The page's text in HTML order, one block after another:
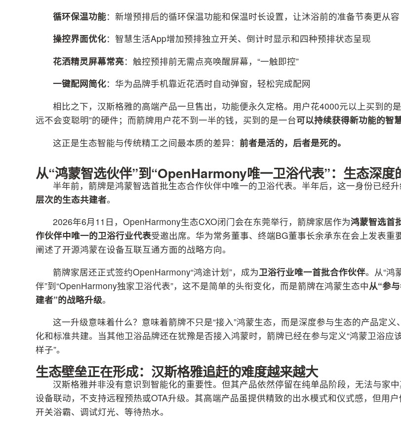
循环保温功能：新增预排后的循环保温功能和保温时长设置，让沐浴前的准备节奏更从容
操控界面优化：智慧生活App增加预排独立开关、倒计时显示和四种预排状态呈现
花洒精灵屏幕常亮：触控预排前无需点亮唤醒屏幕，“一触即控”
一键配网简化：华为品牌手机靠近花洒时自动弹窗，轻松完成配网
相比之下，汉斯格雅的高端产品一旦售出，功能便永久定格。用户花4000元以上买到的
远不会变聪明”的硬件；而箭牌用户花不到一半的钱，买到的是一台可以持续获得新功能的智
这正是生态智能与传统精工之间最本质的差异： 前者是活的，后者是死的。
从“鸿蒙智选伙伴”到“OpenHarmony唯一卫浴代表”：生态深度
半年前，箭牌是鸿蒙智选首批生态合作伙伴中唯一的卫浴代表。半年后，这一身份已经
层次的生态共建者。
2026年6月11日，OpenHarmony生态CXO闭门会在东莞举行，箭牌家居作为鸿蒙智选首
作伙伴中唯一的卫浴行业代表受邀出席。华为常务董事、终端BG董事长余承东在会上发表重
阐述了开源鸿蒙在设备互联互通方面的战略方向。
箭牌家居还正式签约OpenHarmony“鸿途计划”，成为卫浴行业唯一首批合作伙伴。从“鸿
伴”到“OpenHarmony独家卫浴代表”，这不是简单的头衔变化，而是箭牌在鸿蒙生态中从“参
建者”的战略升级。
这一升级意味着什么？意味着箭牌不只是“接入”鸿蒙生态，而是深度参与生态的产品定义
化和标准共建。当其他卫浴品牌还在犹豫是否接入鸿蒙时，箭牌已经在参与定义“鸿蒙卫浴应
样子”。
生态壁垒正在形成：汉斯格雅追赶的难度越来越大
汉斯格雅并非没有意识到智能化的重要性。但其产品依然停留在纯单品阶段，无法与家
设备联动，不支持远程预热或OTA升级。其高端产品虽提供精致的出水模式和仪式感，但用
开关浴霸、调试灯光、等待热水。